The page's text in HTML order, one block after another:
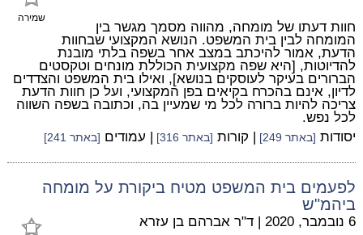
שמירה
חוות דעתו של מומחה, מהווה מסמך מגשר בין
המומחה לבין בית המשפט. הנושא המקצועי שבחוות
הדעת, אמור להיכתב במצב אחר בשפה בלתי מובנת
להדיוטות, [היא שפה מקצועית הכוללת מונחים וטקסטים
הברורים בעיקר לעוסקים בנושא], ואילו בית המשפט והצדדים
לדיון, אינם בהכרח בקיאים בפן המקצועי, ועל כן חוות הדעת
צריכה להיות ברורה לכל מי שמעיין בה, וכתובה בשפה השווה
לכל נפש.
יסודות [באתר 249] | קורות [באתר 316] | עמודים [באתר 241]
לפעמים בית המשפט מטיח ביקורת על מומחה
ביהמ"ש
6 נובמבר, 2020 | ד"ר אברהם בן עזרא